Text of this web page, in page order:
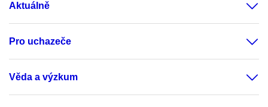
Aktuálně
Pro uchazeče
Věda a výzkum